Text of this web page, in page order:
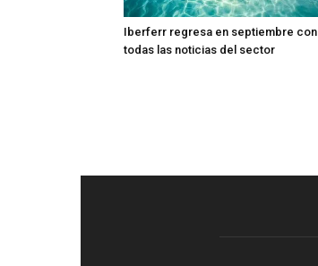
Iberferr regresa en septiembre con
todas las noticias del sector